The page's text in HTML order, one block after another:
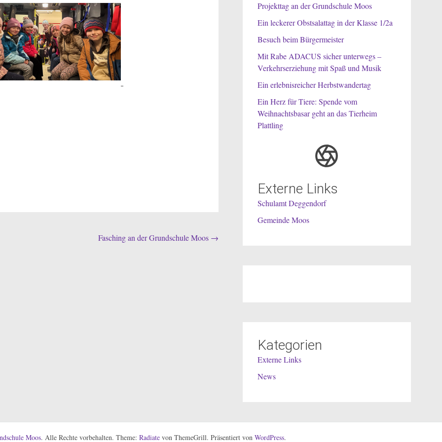
Fasching an der Grundschule Moos →
Projekttag an der Grundschule Moos
Ein leckerer Obstsalattag in der Klasse 1/2a
Besuch beim Bürgermeister
Mit Rabe ADACUS sicher unterwegs –
Verkehrserziehung mit Spaß und Musik
Ein erlebnisreicher Herbstwandertag
Ein Herz für Tiere: Spende vom
Weihnachtsbasar geht an das Tierheim
Plattling
Externe Links
Schulamt Deggendorf
Gemeinde Moos
Kategorien
Externe Links
News
Moos. Alle Rechte vorbehalten. Theme: Radiatevon ThemeGrill. Präsentiert von WordPress.